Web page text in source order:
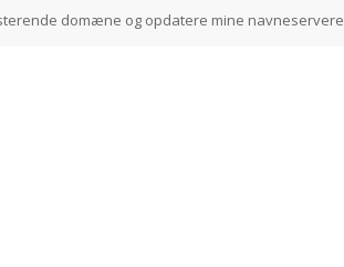
domæne og opdatere mine navneservere